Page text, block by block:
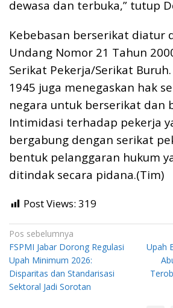
dewasa dan terbuka,” tutup
Kebebasan berserikat diatur
Undang Nomor 21 Tahun
Serikat Pekerja/Serikat
1945 juga menegaskan hak
negara untuk berserikat dan
Intimidasi terhadap pekerja
bergabung dengan serikat
bentuk pelanggaran hukum
ditindak secara pidana.(Tim)
Post Views: 319
Navigasi
pos
Pos sebelumnya
FSPMI Jabar Dorong Regulasi
Upah Minimum 2026:
Disparitas dan Standarisasi
Sektoral Jadi Sorotan
Upah